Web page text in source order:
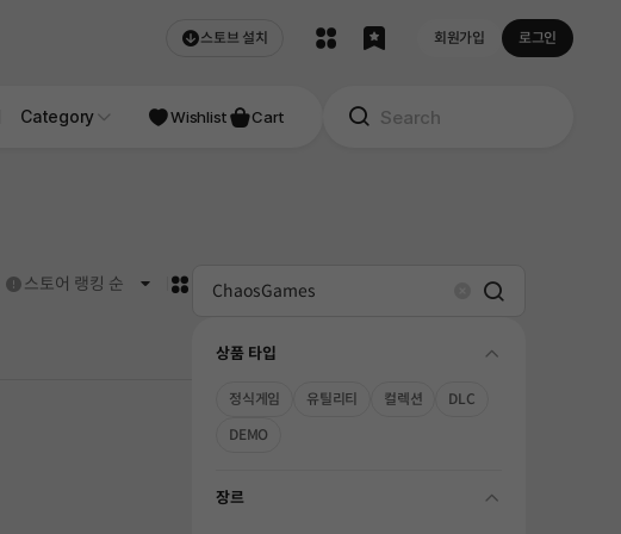
스토브 설치 회원가입 로그인
STOVE INDIE Studio
Category Wishlist Cart
도움말
스토어 랭킹 순 카드형 ClearSearch
상품 타입 folding
정식게임 유틸리티 컬렉션
DLC
DEMO
장르 folding